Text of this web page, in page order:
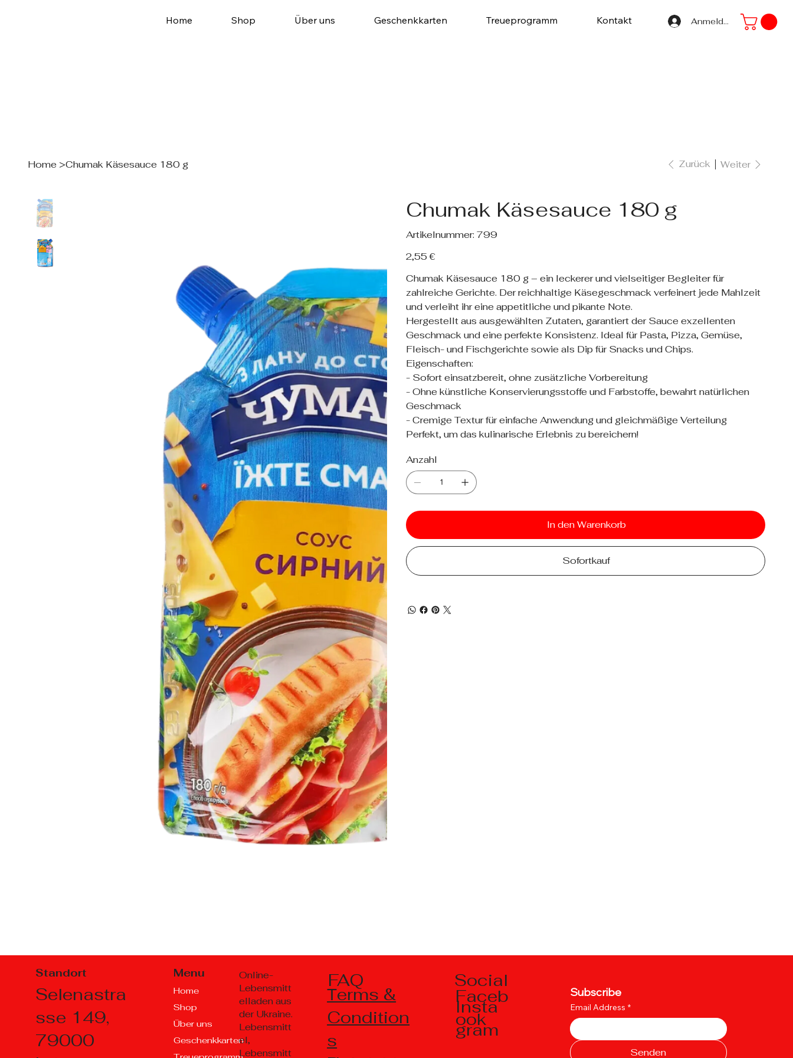
Anmelden
Home Shop Über uns Geschenkkarten Treueprogramm Kontakt
Home >Chumak Käsesauce 180 g Zurück Weiter
Chumak Käsesauce 180 g
Artikelnummer: Artikelnummer:
799
799
Preis
2,55 €
Chumak Käsesauce 180 g – ein leckerer und vielseitiger Begleiter für
zahlreiche Gerichte. Der reichhaltige Käsegeschmack verfeinert jede Mahlzeit
und verleiht ihr eine appetitliche und pikante Note.
Hergestellt aus ausgewählten Zutaten, garantiert der Sauce exzellenten
Geschmack und eine perfekte Konsistenz. Ideal für Pasta, Pizza, Gemüse,
Fleisch- und Fischgerichte sowie als Dip für Snacks und Chips.
Eigenschaften:
- Sofort einsatzbereit, ohne zusätzliche Vorbereitung
- Ohne künstliche Konservierungsstoffe und Farbstoffe, bewahrt natürlichen
Geschmack
- Cremige Textur für einfache Anwendung und gleichmäßige Verteilung
Perfekt, um das kulinarische Erlebnis zu bereichern!
Anzahl
In den Warenkorb
Sofortkauf
Standort
Selenastra
sse 149,
79000
Menu
Home
Shop
Über uns
Geschenkkarten
Online-
Lebensmitt
elladen aus
der Ukraine.
Lebensmitt
el,
Lebensmitt
FAQ
Тerms &
Condition
s
Social
Faceb
ook
Insta
gram
Subscribe
Email Address *
Senden